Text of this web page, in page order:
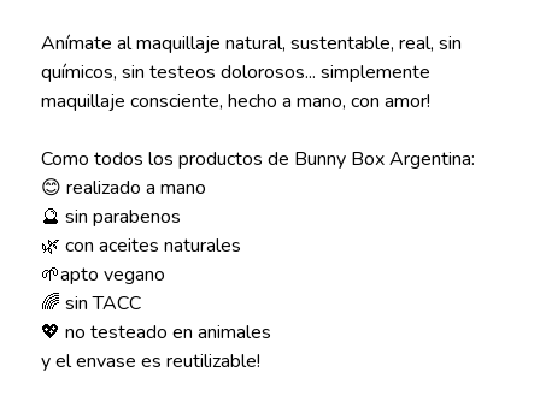
Anímate al maquillaje natural, sustentable, real, sin
químicos, sin testeos dolorosos... simplemente
maquillaje consciente, hecho a mano, con amor!
Como todos los productos de Bunny Box Argentina:
😊 realizado a mano
🔮 sin parabenos
🌿 con aceites naturales
🌱apto vegano
🌈 sin TACC
💖 no testeado en animales
y el envase es reutilizable!